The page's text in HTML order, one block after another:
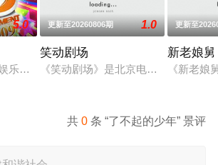
5.0
乐资讯类栏目中一枝独秀，领跑全国，是
更新至20260806期 1.0
笑动剧场
《笑动剧场》是北京电视台文艺节目
更新至
新老娘舅
《新老
共0 条 “了不起的少年” 景评